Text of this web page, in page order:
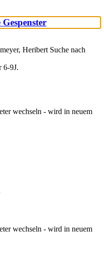
Heribert Suche nach
6-9J.
wechseln - wird in neuem
wechseln - wird in neuem